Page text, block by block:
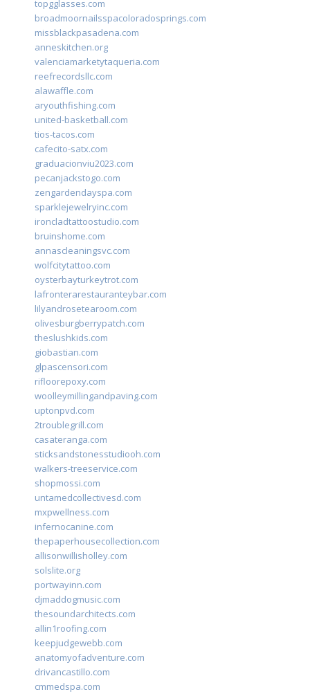
topgglasses.com
broadmoornailsspacoloradosprings.com
missblackpasadena.com
anneskitchen.org
valenciamarketytaqueria.com
reefrecordsllc.com
alawaffle.com
aryouthfishing.com
united-basketball.com
tios-tacos.com
cafecito-satx.com
graduacionviu2023.com
pecanjackstogo.com
zengardendayspa.com
sparklejewelryinc.com
ironcladtattoostudio.com
bruinshome.com
annascleaningsvc.com
wolfcitytattoo.com
oysterbayturkeytrot.com
lafronterarestauranteybar.com
lilyandrosetearoom.com
olivesburgberrypatch.com
theslushkids.com
giobastian.com
glpascensori.com
rifloorepoxy.com
woolleymillingandpaving.com
uptonpvd.com
2troublegrill.com
casateranga.com
sticksandstonesstudiooh.com
walkers-treeservice.com
shopmossi.com
untamedcollectivesd.com
mxpwellness.com
infernocanine.com
thepaperhousecollection.com
allisonwillisholley.com
solslite.org
portwayinn.com
djmaddogmusic.com
thesoundarchitects.com
allin1roofing.com
keepjudgewebb.com
anatomyofadventure.com
drivancastillo.com
cmmedspa.com